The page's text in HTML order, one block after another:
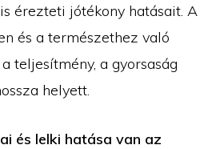
érezteti jótékony hatásait. A
és a természethez való
teljesítmény, a gyorsaság
helyett.
és lelki hatása van az